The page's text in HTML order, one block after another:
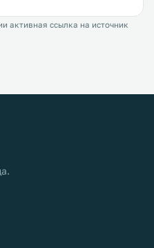
активная ссылка на источник